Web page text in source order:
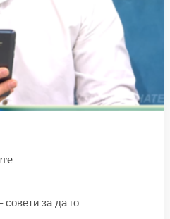
совети за да го